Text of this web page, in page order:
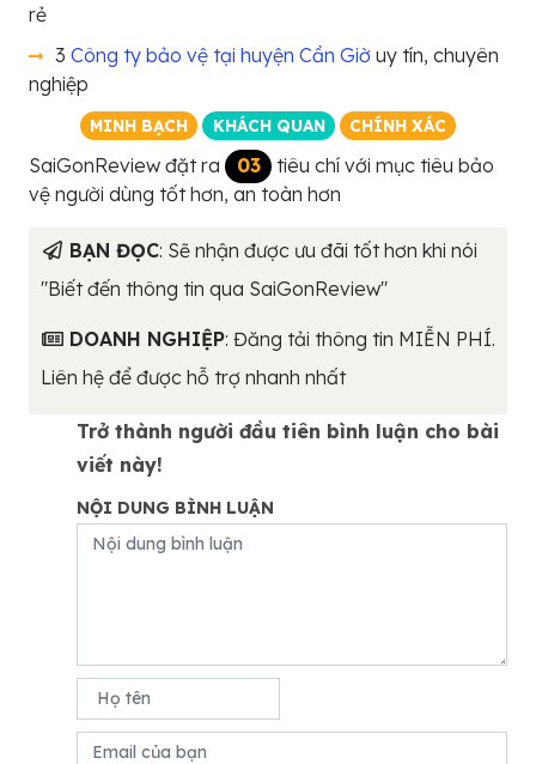
rẻ
3 Công ty bảo vệ tại huyện Cần Giờ uy tín, chuyên
nghiệp
MINH BẠCH KHÁCH QUAN CHÍNH XÁC
SaiGonReview đặt ra 03
tiêu chí với mục tiêu bảo
vệ người dùng tốt hơn, an toàn hơn
BẠN ĐỌC: Sẽ nhận được ưu đãi tốt hơn khi nói
"Biết đến thông tin qua SaiGonReview"
DOANH NGHIỆP: Đăng tải thông tin MIỄN PHÍ.
Liên hệ để được hỗ trợ nhanh nhất
Trở thành người đầu tiên bình luận cho bài
viết này!
NỘI DUNG BÌNH LUẬN